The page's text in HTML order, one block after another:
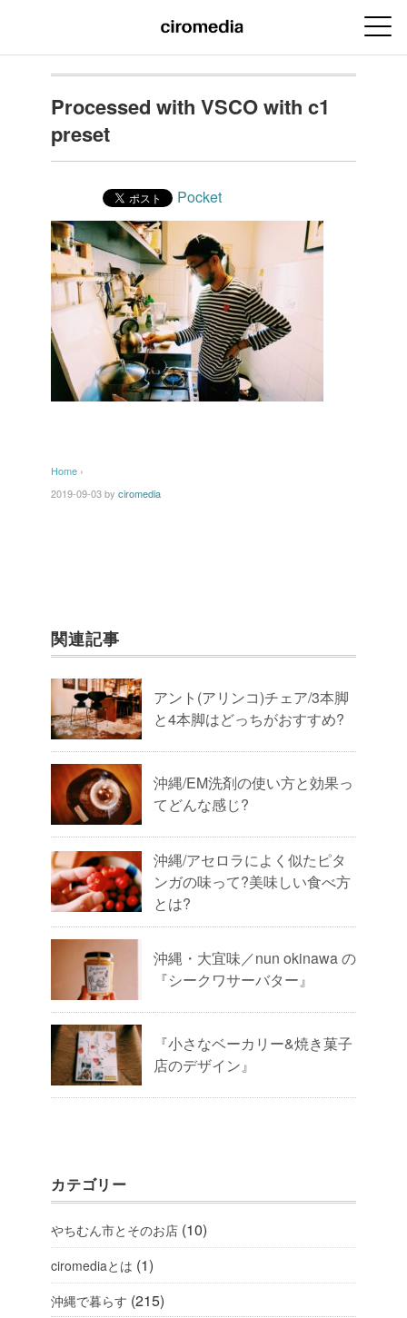
Processed with VSCO with c1
preset
Pocket
Home ›
2019-09-03by ciromedia
関連記事
アント(アリンコ)チェア/3本脚
と4本脚はどっちがおすすめ?
沖縄/EM洗剤の使い方と効果っ
てどんな感じ?
沖縄/アセロラによく似たピタ
ンガの味って?美味しい食べ方
とは?
沖縄・大宜味／nun okinawa の
『シークワサーバター』
『小さなベーカリー&焼き菓子
店のデザイン』
カテゴリー
やちむん市とそのお店 (10)
ciromediaとは (1)
沖縄で暮らす (215)